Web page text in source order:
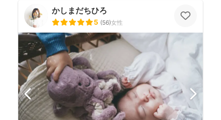
かしまだちひろ
5 (56)女性